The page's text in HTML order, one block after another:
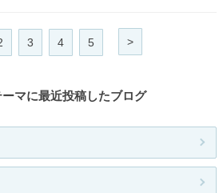
3 4 5 >
ーマに最近投稿したブログ